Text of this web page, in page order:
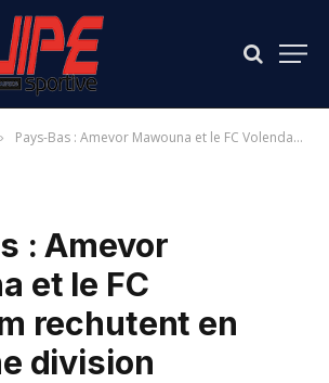
Pays-Bas : Amevor Mawouna et le FC Volendam rechutent en deuxième division
: Amevor
et le FC
rechutent en
division